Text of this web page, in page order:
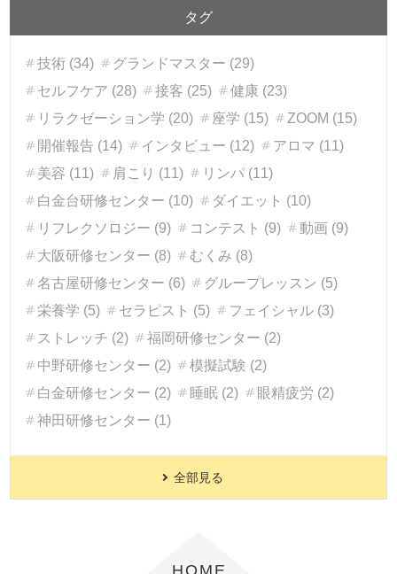
タグ
技術 (34)
グランドマスター (29)
セルフケア (28)
接客 (25)
健康 (23)
リラクゼーション学 (20)
座学 (15)
ZOOM (15)
開催報告 (14)
インタビュー (12)
アロマ (11)
美容 (11)
肩こり (11)
リンパ (11)
白金台研修センター (10)
ダイエット (10)
リフレクソロジー (9)
コンテスト (9)
動画 (9)
大阪研修センター (8)
むくみ (8)
名古屋研修センター (6)
グループレッスン (5)
栄養学 (5)
セラピスト (5)
フェイシャル (3)
ストレッチ (2)
福岡研修センター (2)
中野研修センター (2)
模擬試験 (2)
白金研修センター (2)
睡眠 (2)
眼精疲労 (2)
神田研修センター (1)
全部見る